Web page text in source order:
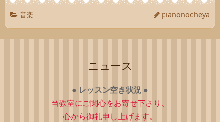
音楽 pianonooheya
ニュース
● レッスン空き状況 ●
当教室にご関心をお寄せ下さり、
心から御礼申し上げます。